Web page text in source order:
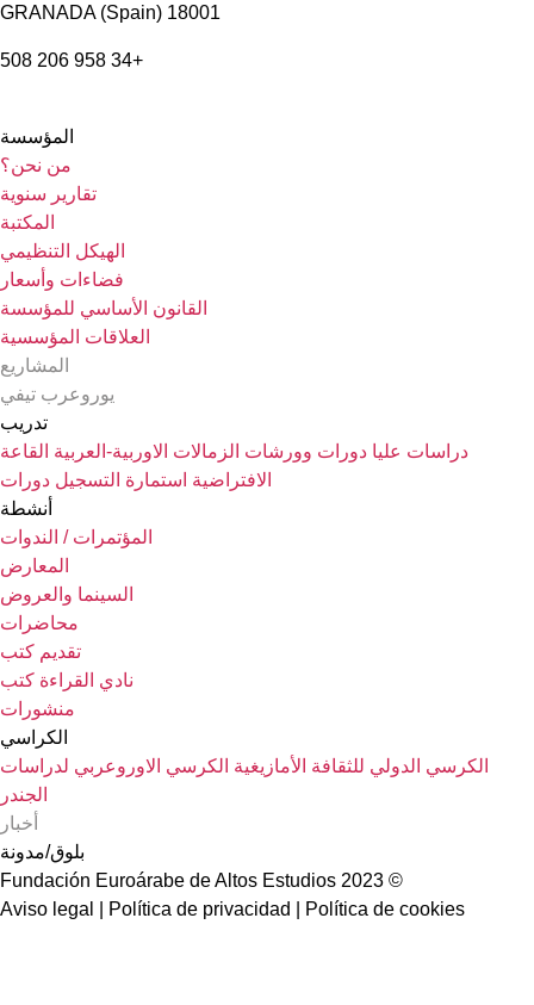
18001 GRANADA (Spain)
المؤسسة
من نحن؟
تقارير سنوية
المكتبة
الهيكل التنظيمي
فضاءات وأسعار
القانون الأساسي للمؤسسة
العلاقات المؤسسية
المشاريع
يوروعرب تيفي
تدريب
دراسات عليا دورات وورشات الزمالات الاوربية-العربية القاعة
الافتراضية استمارة التسجيل دورات
أنشطة
المؤتمرات / الندوات
المعارض
السينما والعروض
محاضرات
تقديم كتب
نادي القراءة كتب
منشورات
الكراسي
الكرسي الدولي للثقافة الأمازيغية الكرسي الاوروعربي لدراسات
الجندر
أخبار
بلوق/مدونة
© 2023 Fundación Euroárabe de Altos Estudios
Aviso legal | Política de privacidad | Política de cookies